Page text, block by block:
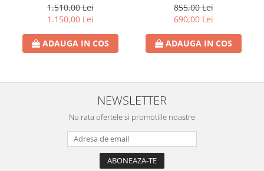
1.510,00 Lei
1.150,00 Lei
ADAUGA IN COS
855,00 Lei
690,00 Lei
ADAUGA IN COS
NEWSLETTER
Nu rata ofertele si promotiile noastre